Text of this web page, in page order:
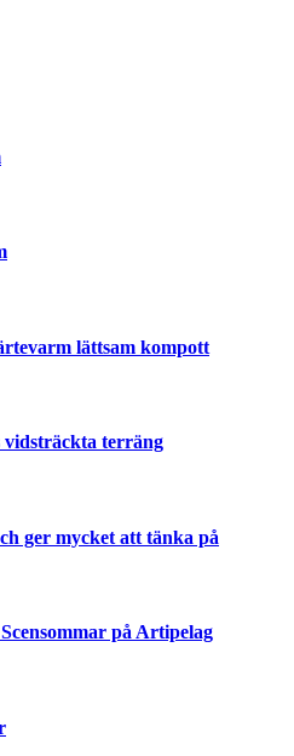
lättsam kompott
vidsträckta terräng
ger mycket att tänka på
på Artipelag